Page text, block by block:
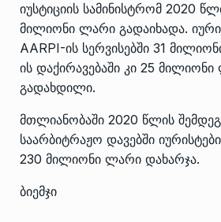
იუსტიციის სამინისტრომ 2020
მილიონი ლარი გადაიხადა.
AARPI-ის სერვისებში 31
ის დაქირავებაში კი 25
გადახდილი.
მთლიანობაში 2020 წლის
საარბიტრაჟო დავებში
230 მილიონი ლარი დახარჯა.
ბიემჯი